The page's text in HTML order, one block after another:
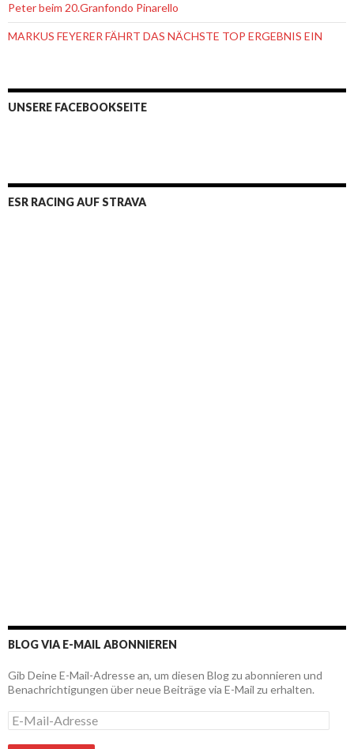
Peter beim 20.Granfondo Pinarello
MARKUS FEYERER FÄHRT DAS NÄCHSTE TOP ERGEBNIS EIN
UNSERE FACEBOOKSEITE
ESR RACING AUF STRAVA
BLOG VIA E-MAIL ABONNIEREN
Gib Deine E-Mail-Adresse an, um diesen Blog zu abonnieren und
Benachrichtigungen über neue Beiträge via E-Mail zu erhalten.
E
-
M